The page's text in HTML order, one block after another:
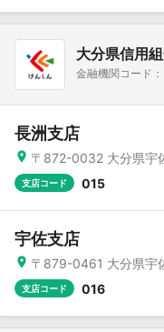
大分県信用
金融機関コード
長洲支店
〒872-0032 大分県宇
支店コード 015
宇佐支店
〒879-0461 大分県宇
支店コード 016